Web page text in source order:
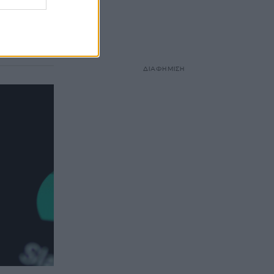
ΔΙΑΦΗΜΙΣΗ